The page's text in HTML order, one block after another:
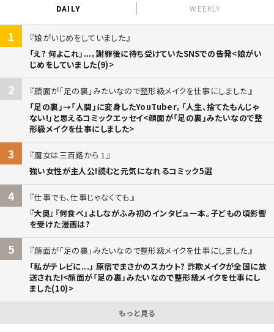
DAILY WEEKLY
1
娘がいじめをしていました
「え? 何よこれ」...。謝罪後に待ち受けていたSNSでの告発<娘がい
じめをしていました(9)>
2
顔面が「足の裏」みたいなので整形級メイクを仕事にしました
「足の裏」→「人間」に変身したYouTuber。「人生、捨てたもんじゃ
ない!」と思えるコミックエッセイ<顔面が「足の裏」みたいなので整
形級メイクを仕事にしました>
3
魔女は三百路から 1
強い女性が主人公!読むと元気になれるコミック5選
4
仕事でも、仕事じゃなくても
『大奥』『何食べ』よしながふみ初のインタビュー本。子どもの頃影響
を受けた漫画は?
5
顔面が「足の裏」みたいなので整形級メイクを仕事にしました
「私がテレビに...」 原宿でまさかのスカウト? 詐欺メイクが全国に放
送された!<顔面が「足の裏」みたいなので整形級メイクを仕事にし
ました(10)>
もっと見る